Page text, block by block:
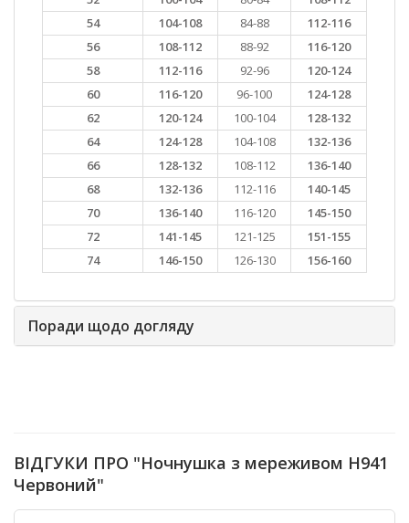
54
104-108 84-88
112-116
56
108-112 88-92
116-120
58
112-116 92-96
120-124
60
116-120 96-100
124-128
62
120-124 100-104
128-132
64
124-128 104-108
132-136
66
128-132 108-112
136-140
68
132-136 112-116
140-145
70
136-140 116-120
145-150
72
141-145 121-125
151-155
74
146-150 126-130 156-160
Поради щодо догляду
ВІДГУКИ ПРО "Ночнушка з мереживом Н941
Червоний"